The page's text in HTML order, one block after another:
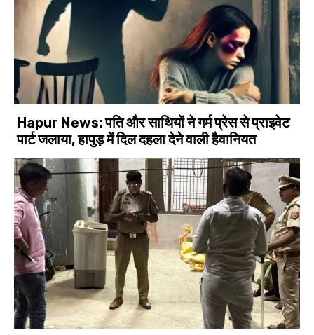
Hapur News: पति और साथियों ने गर्म प्रेस से प्राइवेट
पार्ट जलाया, हापुड़ में दिल दहला देने वाली हैवानियत